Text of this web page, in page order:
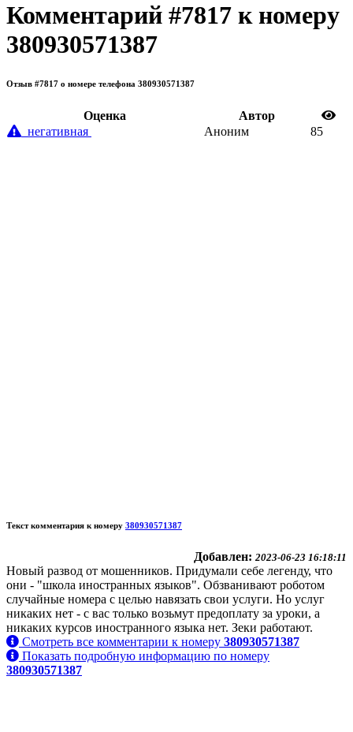
Комментарий #7817 к номеру
380930571387
Отзыв #7817 о номере телефона 380930571387
Oценка
Автор
негативная
Аноним 85
Текст комментария к номеру 380930571387
Добавлен: 2023-06-23 16:18:11
Новый развод от мошенников. Придумали себе легенду, что
они - "школа иностранных языков". Обзванивают роботом
случайные номера с целью навязать свои услуги. Но услуг
никаких нет - с вас только возьмут предоплату за уроки, а
никаких курсов иностранного языка нет. Зеки работают.
Смотреть все комментарии к номеру 380930571387
Показать подробную информацию по номеру
380930571387